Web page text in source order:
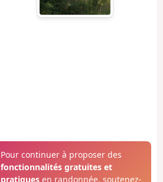
Pour continuer à proposer des
fonctionnalités gratuites et
pratiquesen randonnée, soutenez-